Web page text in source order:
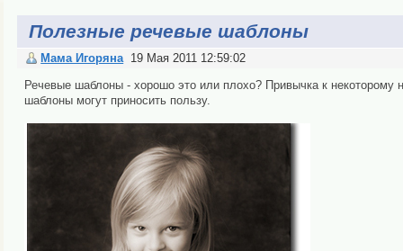
Полезные речевые шаблоны
Мама Игоряна 19 Мая 2011 12:59:02
Речевые шаблоны - хорошо это или плохо? Привычка к некоторому
шаблоны могут приносить пользу.